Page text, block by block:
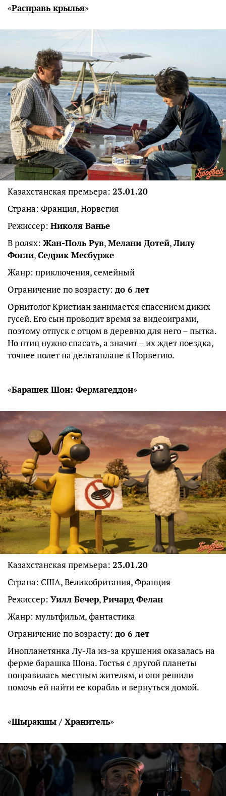
«Расправь крылья»
Казахстанская премьера: 23.01.20
Страна: Франция, Норвегия
Режиссер: Николя Ванье
В ролях: Жан-Поль Рув,Мелани Дотей,Лилу
Фогли,Седрик Месбурже
Жанр: приключения, семейный
Ограничение по возрасту: до 6 лет
Орнитолог Кристиан занимается спасением диких
гусей. Его сын проводит время за видеоиграми,
поэтому отпуск с отцом в деревню для него – пытка.
Но птиц нужно спасать, а значит – их ждет поездка,
точнее полет на дельтаплане в Норвегию.
«Барашек Шон: Фермагеддон»
Казахстанская премьера: 23.01.20
Страна: США, Великобритания, Франция
Режиссер: Уилл Бечер,Ричард Фелан
Жанр: мультфильм, фантастика
Ограничение по возрасту: до 6 лет
Инопланетянка Лу-Ла из-за крушения оказалась на
ферме барашка Шона. Гостья с другой планеты
понравилась местным жителям, и они решили
помочь ей найти ее корабль и вернуться домой.
«Шыракшы / Хранитель»